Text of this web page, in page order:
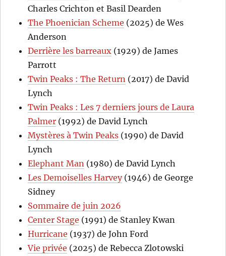
Charles Crichton et Basil Dearden
The Phoenician Scheme (2025) de Wes
Anderson
Derrière les barreaux (1929) de James
Parrott
Twin Peaks : The Return (2017) de David
Lynch
Twin Peaks : Les 7 derniers jours de Laura
Palmer (1992) de David Lynch
Mystères à Twin Peaks (1990) de David
Lynch
Elephant Man (1980) de David Lynch
Les Demoiselles Harvey(1946) de George
Sidney
Sommaire de juin 2026
Center Stage (1991) de Stanley Kwan
Hurricane (1937) de John Ford
Vie privée (2025) de Rebecca Zlotowski